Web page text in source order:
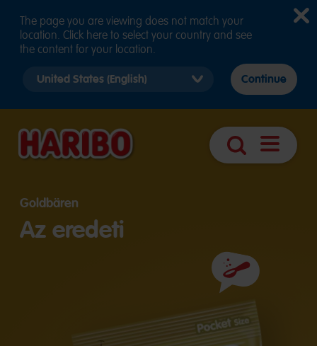
Keresés Navigáció
Goldbären
Az eredeti
Összetevők
The page you are viewing does not match your
location. Click here to select your country and see
the content for your location.
country
Continue